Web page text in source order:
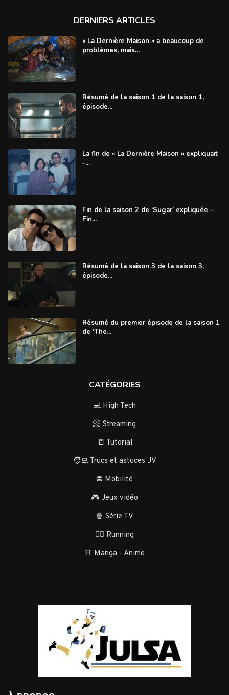
DERNIERS ARTICLES
« La Dernière Maison » a beaucoup de
problèmes, mais...
Résumé de la saison 1 de la saison 1,
épisode...
La fin de « La Dernière Maison » expliquait
–...
Fin de la saison 2 de ‘Sugar’ expliquée –
Fin...
Résumé de la saison 3 de la saison 3,
épisode...
Résumé du premier épisode de la saison 1
de ‘The...
CATÉGORIES
💻 High Tech
📀 Streaming
📒 Tutorial
🧑‍💻 Trucs et astuces JV
🚘 Mobilité
🎮 Jeux vidéo
🍿 Série TV
🏃‍♂️ Running
⛩️ Manga - Anime